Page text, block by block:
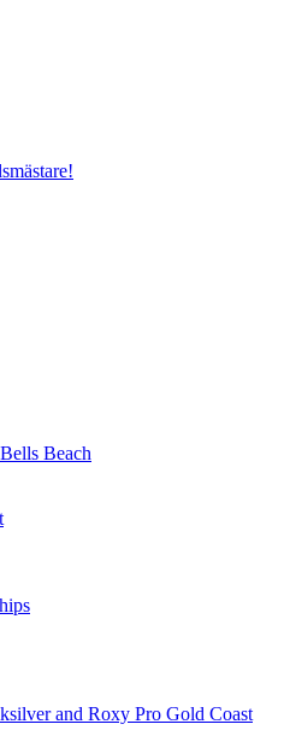
Beach
and Roxy Pro Gold Coast